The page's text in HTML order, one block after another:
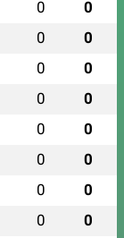
0 0
0 0
0 0
0 0
0 0
0 0
0 0
0 0